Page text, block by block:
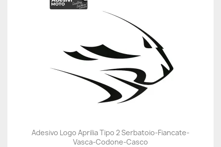
Adesivo Logo Aprilia Tipo 2 Serbatoio-Fiancate-
Vasca-Codone-Casco